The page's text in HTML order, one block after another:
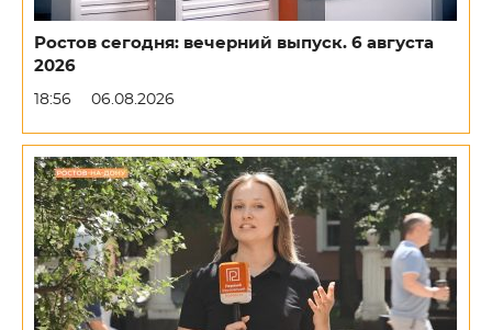
Ростов сегодня: вечерний выпуск. 6 августа
2026
18:56 06.08.2026